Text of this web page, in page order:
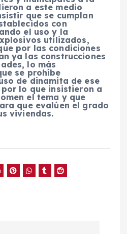
a este medio
que se cumplan
con
el uso y la
utilizados,
por las condiciones
ya las construcciones
lo más
se prohíbe
de dinamita de ese
lo que insistieron a
el tema y que
que evalúen el grado
viviendas.